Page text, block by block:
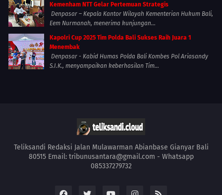
Kemenham NTT Gelar Pertemuan Strategis
Denpasar – Kepala Kantor Wilayah Kementerian Hukum Bali,
Eem Nurmanah, menerima kunjungan...
Kapolri Cup 2025 Tim Polda Bali Sukses Raih Juara 1
Menembak
Denpasar - Kabid Humas Polda Bali Kombes Pol Ariasandy
S.I.K., menyampaikan keberhasilan Tim...
Teliksandi Redaksi Jalan Mulawarman Abianbase Gianyar Bali
80515 Email: tribunusantara@gmail.com - Whatsapp
085337279732